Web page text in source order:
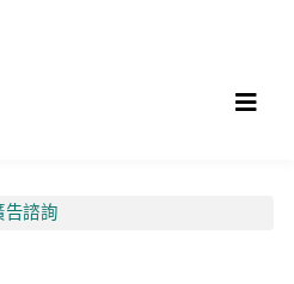
告諮詢